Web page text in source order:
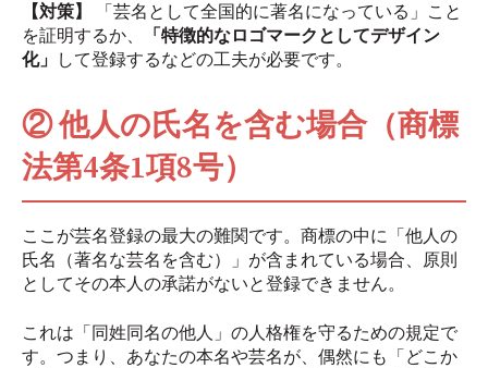
【対策】
「芸名として全国的に著名になっている」こと
を証明するか、
「特徴的なロゴマークとしてデザイン
化」 して登録するなどの工夫が必要です。
② 他人の氏名を含む場合（商標
法第4条1項8号）
ここが芸名登録の最大の難関です。商標の中に「他人の
氏名（著名な芸名を含む）」が含まれている場合、原則
としてその本人の承諾がないと登録できません。
これは「同姓同名の他人」の人格権を守るための規定で
す。つまり、あなたの本名や芸名が、偶然にも「どこか